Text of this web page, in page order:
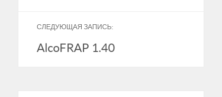
СЛЕДУЮЩАЯ ЗАПИСЬ:
AlcoFRAP 1.40